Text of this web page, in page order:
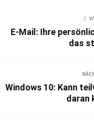
E-Mail: Ihre
das
Windows 10: Kann
daran